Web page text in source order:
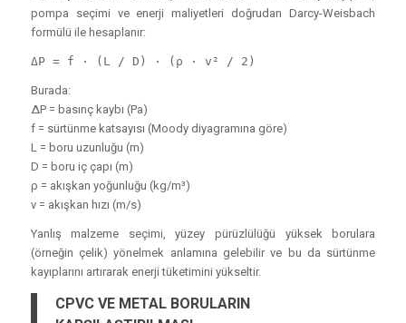
pompa seçimi ve enerji maliyetleri doğrudan Darcy-Weisbach
formülü ile hesaplanır:
ΔP = f · (L / D) · (ρ · v² / 2)
Burada:
ΔP = basınç kaybı (Pa)
f = sürtünme katsayısı (Moody diyagramına göre)
L = boru uzunluğu (m)
D = boru iç çapı (m)
ρ = akışkan yoğunluğu (kg/m³)
v = akışkan hızı (m/s)
Yanlış malzeme seçimi, yüzey pürüzlülüğü yüksek borulara
(örneğin çelik) yönelmek anlamına gelebilir ve bu da sürtünme
kayıplarını artırarak enerji tüketimini yükseltir.
CPVC VE METAL BORULARIN